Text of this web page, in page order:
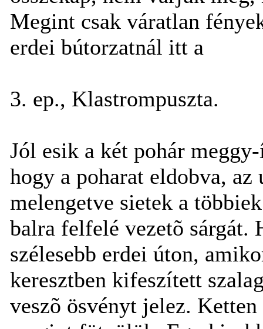
Megint csak váratlan
erdei bútorzatnál itt a
3. ep., Klastrompuszta.
Jól esik a két pohár
hogy a poharat eldobva,
melengetve sietek a
balra felfelé vezetõ sárgát.
szélesebb erdei úton,
keresztben kifeszített
veszõ ösvényt jelez.